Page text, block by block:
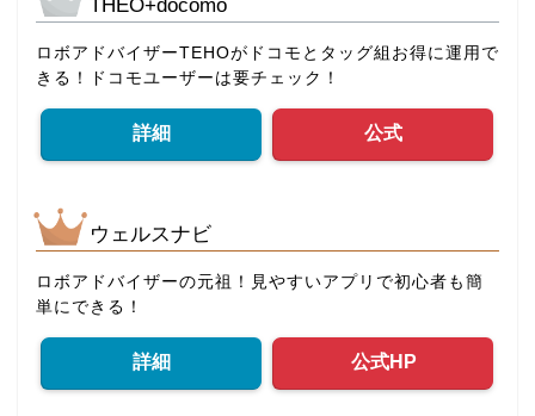
THEO+docomo
ロボアドバイザーTEHOがドコモとタッグ組お得に運用で
きる！ドコモユーザーは要チェック！
詳細 公式
ウェルスナビ
ロボアドバイザーの元祖！見やすいアプリで初心者も簡
単にできる！
詳細 公式HP